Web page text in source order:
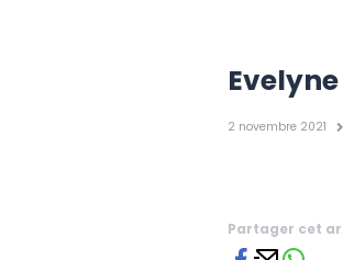
2 novembre 2021
Partager cet